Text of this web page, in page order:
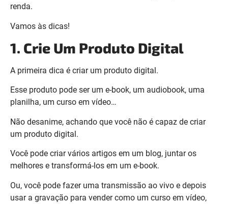
renda.
Vamos às dicas!
1. Crie Um Produto Digital
A primeira dica é criar um produto digital.
Esse produto pode ser um e-book, um audiobook, uma
planilha, um curso em vídeo…
Não desanime, achando que você não é capaz de criar
um produto digital.
Você pode criar vários artigos em um blog, juntar os
melhores e transformá-los em um e-book.
Ou, você pode fazer uma transmissão ao vivo e depois
usar a gravação para vender como um curso em vídeo,